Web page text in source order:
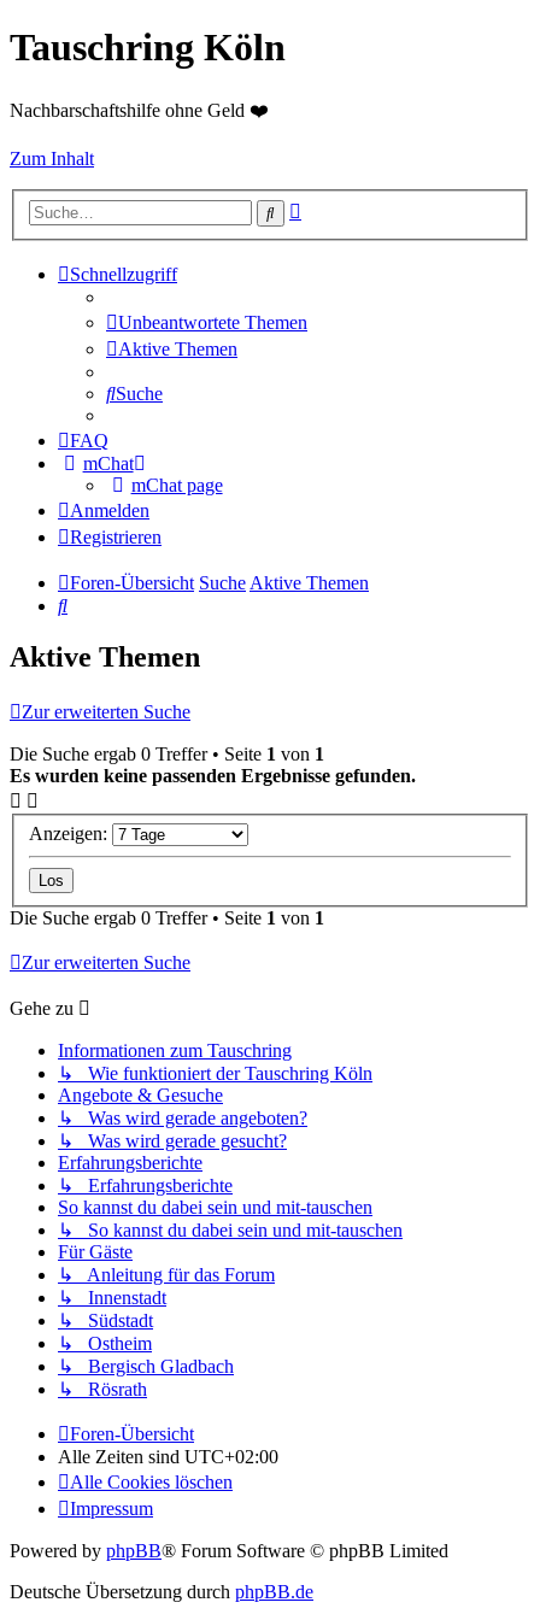
Tauschring Köln
Nachbarschaftshilfe ohne Geld ❤️
Zum Inhalt
Suche
Schnellzugriff
Unbeantwortete Themen
Aktive Themen
Suche
FAQ
mChat
mChat page
Anmelden
Registrieren
Foren-Übersicht SucheAktive Themen
Suche
Aktive Themen
Zur erweiterten Suche
Die Suche ergab 0 Treffer • Seite 1 von 1
Es wurden keine passenden Ergebnisse gefunden.
Anzeigen:
Die Suche ergab 0 Treffer • Seite 1 von 1
Zur erweiterten Suche
Gehe zu
Informationen zum Tauschring
↳ Wie funktioniert der Tauschring Köln
Angebote & Gesuche
↳ Was wird gerade angeboten?
↳ Was wird gerade gesucht?
Erfahrungsberichte
↳ Erfahrungsberichte
So kannst du dabei sein und mit-tauschen
↳ So kannst du dabei sein und mit-tauschen
Für Gäste
↳ Anleitung für das Forum
↳ Innenstadt
↳ Südstadt
↳ Ostheim
↳ Bergisch Gladbach
↳ Rösrath
Foren-Übersicht
Alle Zeiten sind UTC+02:00
Alle Cookies löschen
Impressum
Powered by phpBB® Forum Software © phpBB Limited
Deutsche Übersetzung durch phpBB.de